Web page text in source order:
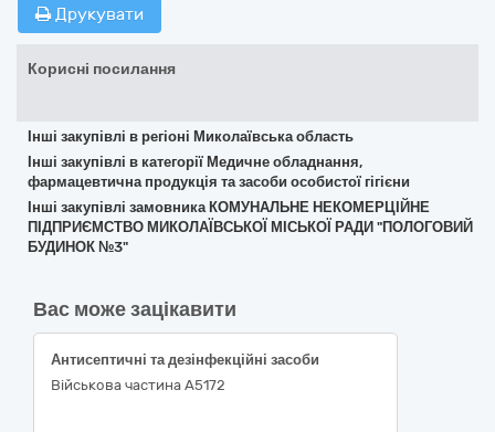
Друкувати
Корисні посилання
Інші закупівлі в регіоні Миколаївська область
Інші закупівлі в категорії Медичне обладнання,
фармацевтична продукція та засоби особистої гігієни
Інші закупівлі замовника КОМУНАЛЬНЕ НЕКОМЕРЦІЙНЕ
ПІДПРИЄМСТВО МИКОЛАЇВСЬКОЇ МІСЬКОЇ РАДИ "ПОЛОГОВИЙ
БУДИНОК №3"
Вас може зацікавити
Антисептичні та дезінфекційні засоби
Військова частина А5172